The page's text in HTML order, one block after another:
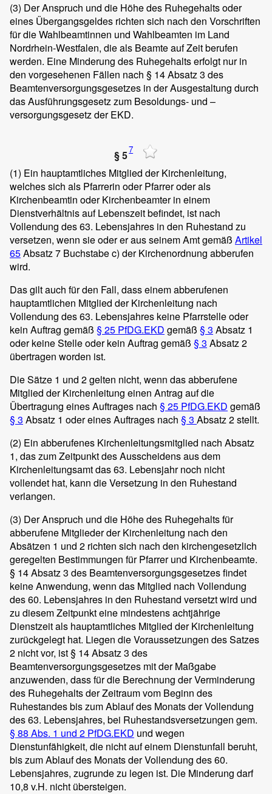
(3) Der Anspruch und die Höhe des Ruhegehalts oder
eines Übergangsgeldes richten sich nach den Vorschriften
für die Wahlbeamtinnen und Wahlbeamten im Land
Nordrhein-Westfalen, die als Beamte auf Zeit berufen
werden. Eine Minderung des Ruhegehalts erfolgt nur in
den vorgesehenen Fällen nach § 14 Absatz 3 des
Beamtenversorgungsgesetzes in der Ausgestaltung durch
das Ausführungsgesetz zum Besoldungs- und –
versorgungsgesetz der EKD.
§ 57
(1) Ein hauptamtliches Mitglied der Kirchenleitung,
welches sich als Pfarrerin oder Pfarrer oder als
Kirchenbeamtin oder Kirchenbeamter in einem
Dienstverhältnis auf Lebenszeit befindet, ist nach
Vollendung des 63. Lebensjahres in den Ruhestand zu
versetzen, wenn sie oder er aus seinem Amt gemäß Artikel
65Absatz 7 Buchstabe c) der Kirchenordnung abberufen
wird.
Das gilt auch für den Fall, dass einem abberufenen
hauptamtlichen Mitglied der Kirchenleitung nach
Vollendung des 63. Lebensjahres keine Pfarrstelle oder
kein Auftrag gemäß § 25 PfDG.EKD gemäß § 3 Absatz 1
oder keine Stelle oder kein Auftrag gemäß § 3 Absatz 2
übertragen worden ist.
Die Sätze 1 und 2 gelten nicht, wenn das abberufene
Mitglied der Kirchenleitung einen Antrag auf die
Übertragung eines Auftrages nach § 25 PfDG.EKD gemäß
§ 3 Absatz 1 oder eines Auftrages nach § 3 Absatz 2 stellt.
(2) Ein abberufenes Kirchenleitungsmitglied nach Absatz
1, das zum Zeitpunkt des Ausscheidens aus dem
Kirchenleitungsamt das 63. Lebensjahr noch nicht
vollendet hat, kann die Versetzung in den Ruhestand
verlangen.
(3) Der Anspruch und die Höhe des Ruhegehalts für
abberufene Mitglieder der Kirchenleitung nach den
Absätzen 1 und 2 richten sich nach den kirchengesetzlich
geregelten Bestimmungen für Pfarrer und Kirchenbeamte.
§ 14 Absatz 3 des Beamtenversorgungsgesetzes findet
keine Anwendung, wenn das Mitglied nach Vollendung
des 60. Lebensjahres in den Ruhestand versetzt wird und
zu diesem Zeitpunkt eine mindestens achtjährige
Dienstzeit als hauptamtliches Mitglied der Kirchenleitung
zurückgelegt hat. Liegen die Voraussetzungen des Satzes
2 nicht vor, ist § 14 Absatz 3 des
Beamtenversorgungsgesetzes mit der Maßgabe
anzuwenden, dass für die Berechnung der Verminderung
des Ruhegehalts der Zeitraum vom Beginn des
Ruhestandes bis zum Ablauf des Monats der Vollendung
des 63. Lebensjahres, bei Ruhestandsversetzungen gem.
§ 88 Abs. 1 und 2 PfDG.EKD und wegen
Dienstunfähigkeit, die nicht auf einem Dienstunfall beruht,
bis zum Ablauf des Monats der Vollendung des 60.
Lebensjahres, zugrunde zu legen ist. Die Minderung darf
10,8 v.H. nicht übersteigen.